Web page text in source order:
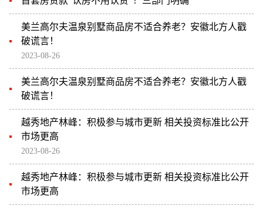
美兰高尔夫温泉别墅商品房不适合养老？安徽北方人戳
破谎言！
2023-08-26
美兰高尔夫温泉别墅商品房不适合养老？安徽北方人戳
破谎言！
越秀地产林峰：积极参与城市更新 相关投资标准比公开
市场更高
2023-08-26
越秀地产林峰：积极参与城市更新 相关投资标准比公开
市场更高